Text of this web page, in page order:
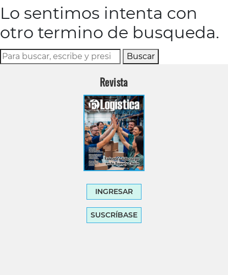
Lo sentimos intenta con
otro termino de busqueda.
Buscar
Revista
INGRESAR
SUSCRÍBASE